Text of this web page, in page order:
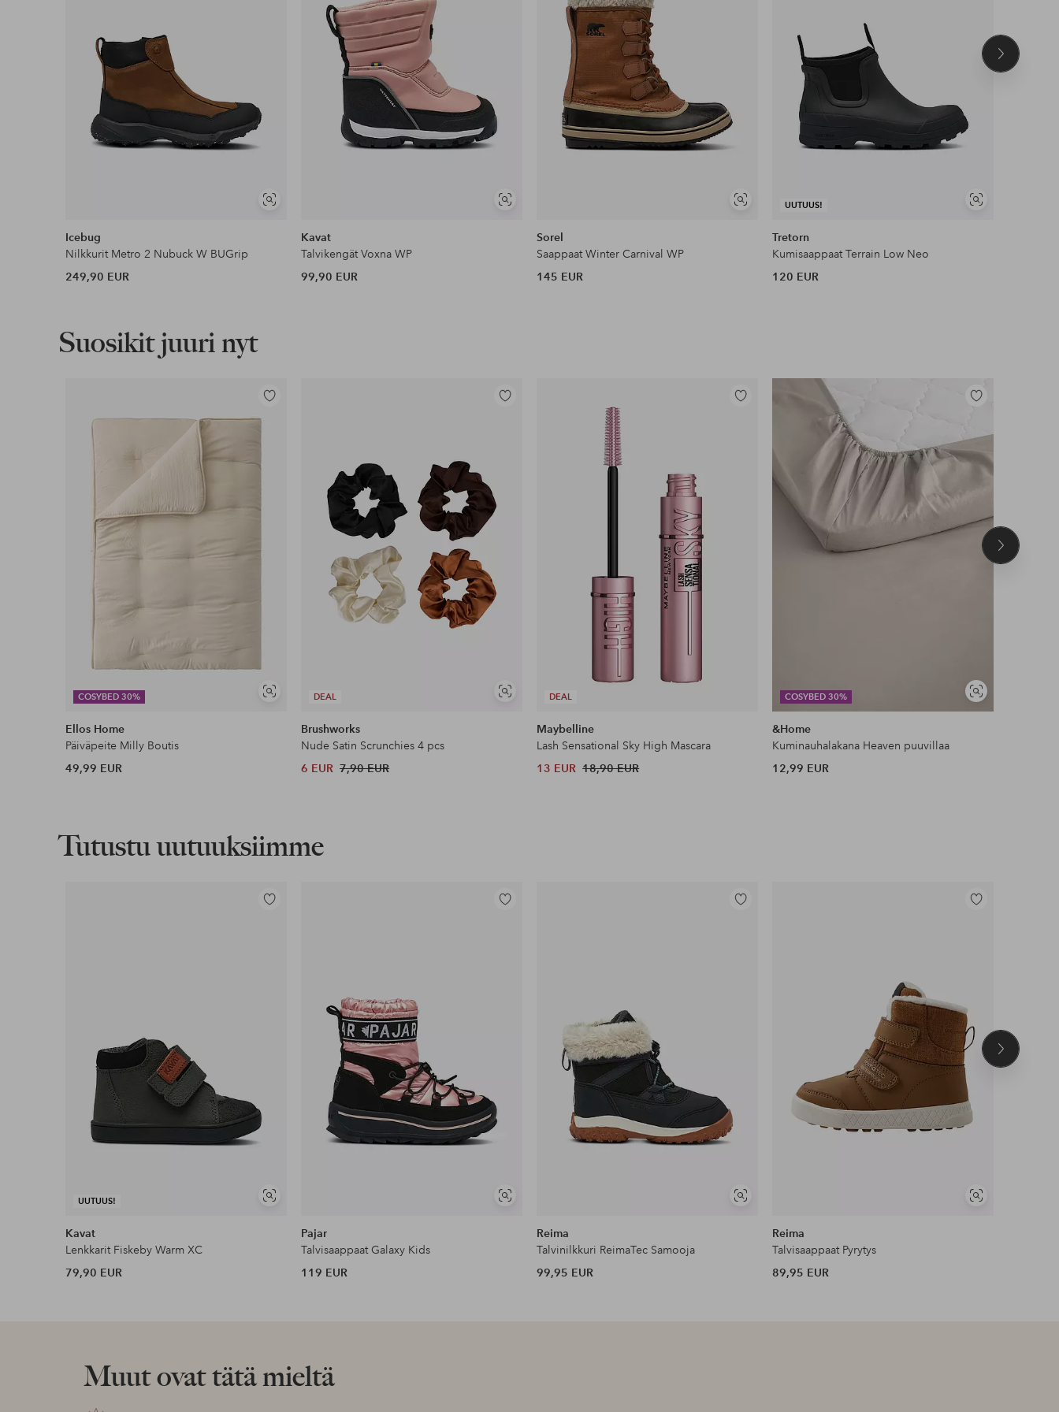
Näytä
Icebug
Nilkkurit Metro 2 Nubuck W BUGrip
249,90 EUR
Näytä
Kavat
Talvikengät Voxna WP
99,90 EUR
Näytä
Sorel
Saappaat Winter Carnival WP
145 EUR
UUTUUS!
Näytä
Tretorn
Kumisaappaat Terrain Low Neo
120 EUR
Seuraava
Suosikit juuri nyt
COSYBED 30%
Näytä
Lisää
suosikkeihin
Ellos Home
Päiväpeite Milly Boutis
49,99 EUR
DEAL
Näytä
Lisää
Brushworks
Nude Satin Scrunchies 4 pcs
6 EUR 7,90 EUR
DEAL
Lisää
Maybelline
Lash Sensational Sky High Mascara
13 EUR 18,90 EUR
COSYBED 30%
Näytä
samankaltaisia
Lisää
&Home
Kuminauhalakana Heaven puuvillaa
12,99 EUR
Seuraava
Tutustu uutuuksiimme
UUTUUS!
Näytä
Lisää
Kavat
Lenkkarit Fiskeby Warm XC
79,90 EUR
Näytä
Lisää
Pajar
Talvisaappaat Galaxy Kids
119 EUR
Näytä
Lisää
Reima
Talvinilkkuri ReimaTec Samooja
99,95 EUR
Näytä
Lisää
Reima
Talvisaappaat Pyrytys
89,95 EUR
Seuraava
Muut ovat tätä mieltä